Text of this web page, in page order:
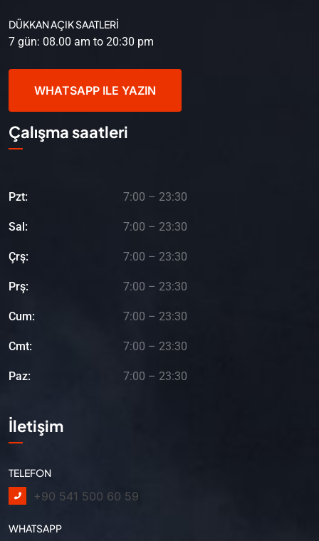
DÜKKAN AÇIK SAATLERİ
7 gün: 08.00 am to 20:30 pm
WHATSAPP ILE YAZIN
Çalışma saatleri
Pzt: 7:00 – 23:30
Sal: 7:00 – 23:30
Çrş: 7:00 – 23:30
Prş: 7:00 – 23:30
Cum: 7:00 – 23:30
Cmt: 7:00 – 23:30
Paz: 7:00 – 23:30
İletişim
TELEFON
+90 541 500 60 59
WHATSAPP